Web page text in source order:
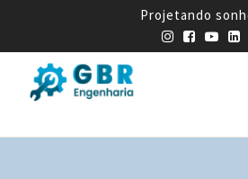
Projetando
Engenharia